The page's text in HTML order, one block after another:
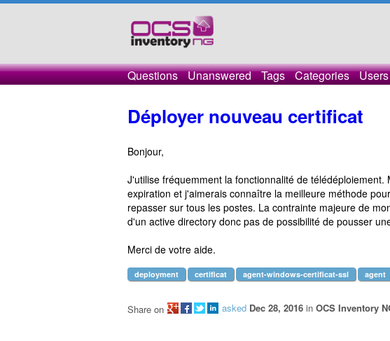
Questions Unanswered Tags Categories Users
Déployer nouveau certificat
Bonjour,
J'utilise fréquemment la fonctionnalité de
expiration et j'aimerais connaître la meilleure méthode
repasser sur tous les postes. La contrainte majeure de
d'un active directory donc pas de possibilité de pousser
Merci de votre aide.
deployment certificat agent-windows-certificat-ssl agent
asked Dec 28, 2016 in OCS Inventory
Share on